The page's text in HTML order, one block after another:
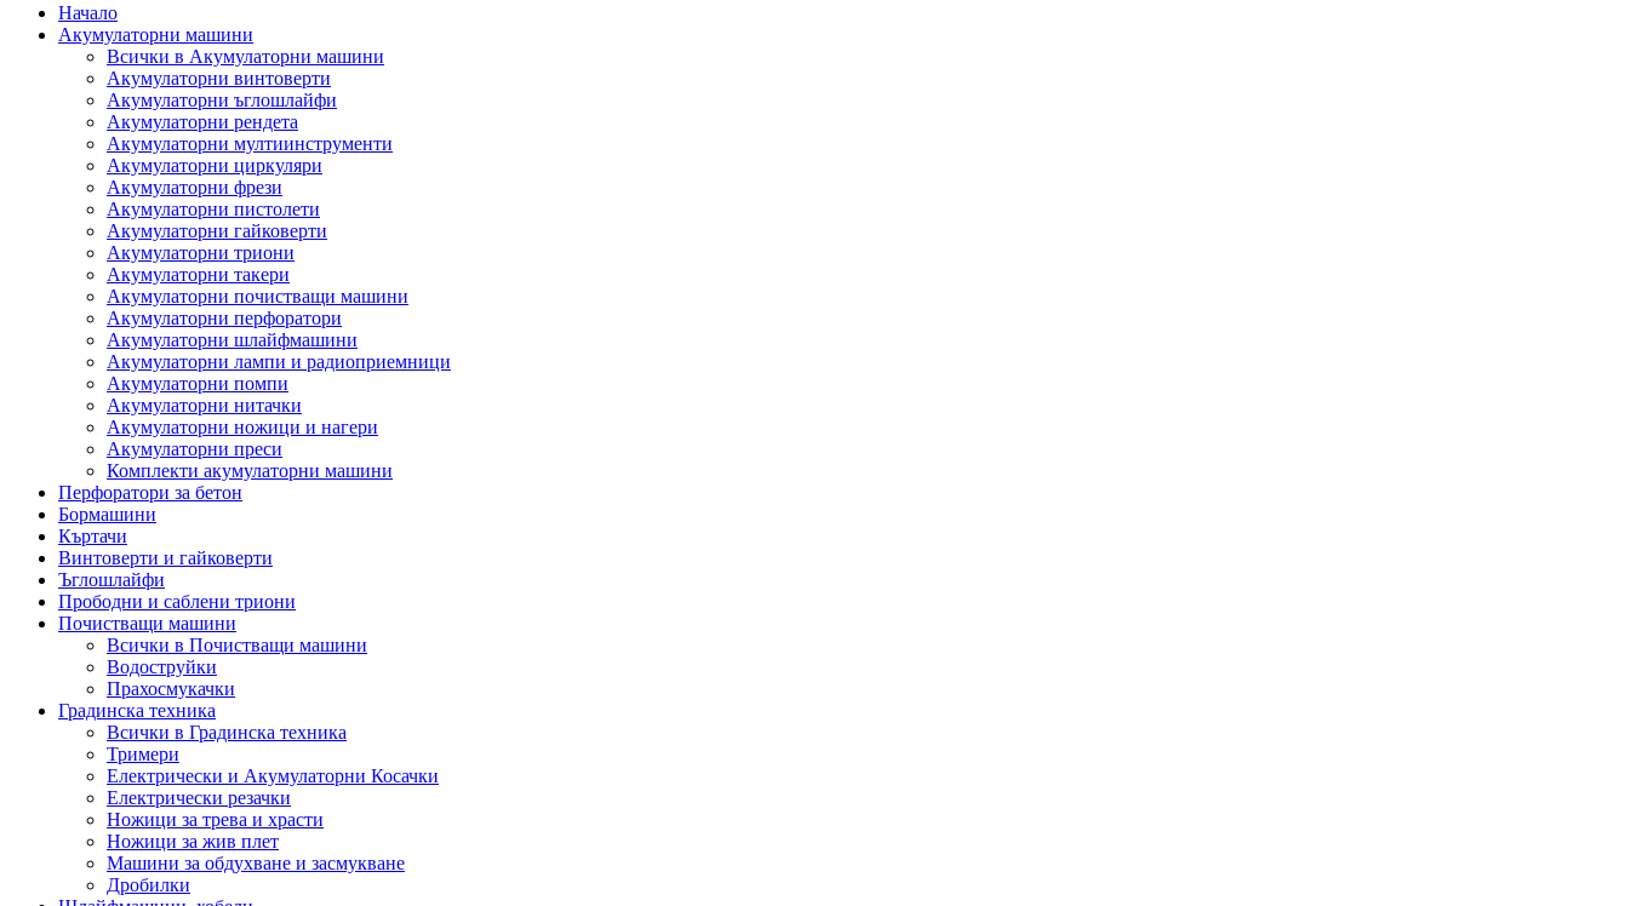
Начало
Акумулаторни машини
Всички в Акумулаторни машини
Акумулаторни винтоверти
Акумулаторни ъглошлайфи
Акумулаторни рендета
Акумулаторни мултиинструменти
Акумулаторни циркуляри
Акумулаторни фрези
Акумулаторни пистолети
Акумулаторни гайковерти
Акумулаторни триони
Акумулаторни такери
Акумулаторни почистващи машини
Акумулаторни перфоратори
Акумулаторни шлайфмашини
Акумулаторни лампи и радиоприемници
Акумулаторни помпи
Акумулаторни нитачки
Акумулаторни ножици и нагери
Акумулаторни преси
Комплекти акумулаторни машини
Перфоратори за бетон
Бормашини
Къртачи
Винтоверти и гайковерти
Ъглошлайфи
Прободни и саблени триони
Почистващи машини
Всички в Почистващи машини
Водоструйки
Прахосмукачки
Градинска техника
Всички в Градинска техника
Тримери
Електрически и Акумулаторни Косачки
Електрически резачки
Ножици за трева и храсти
Ножици за жив плет
Машини за обдухване и засмукване
Дробилки